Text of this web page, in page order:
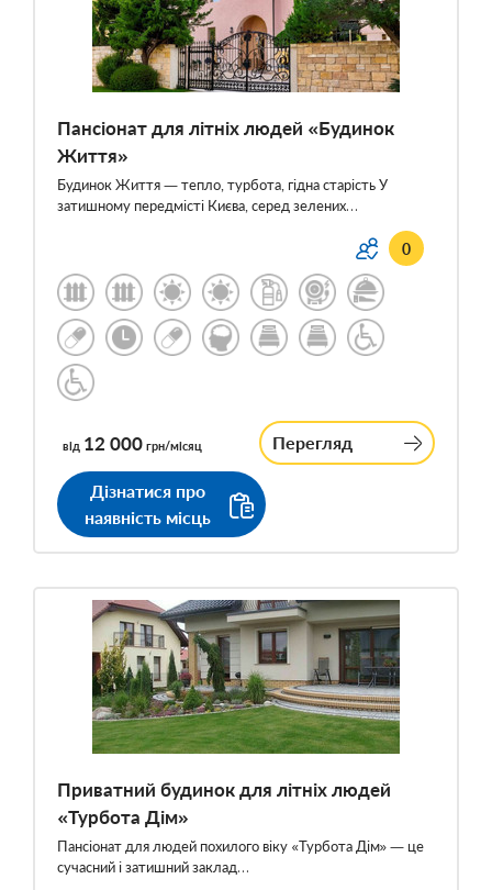
Пансіонат для літніх людей «Будинок
Життя»
Будинок Життя — тепло, турбота, гідна старість У
затишному передмісті Києва, серед зелених…
0
від 12 000 грн/місяц Перегляд
Дізнатися про
наявність місць
Приватний будинок для літніх людей
«Турбота Дім»
Пансіонат для людей похилого віку «Турбота Дім» — це
сучасний і затишний заклад…